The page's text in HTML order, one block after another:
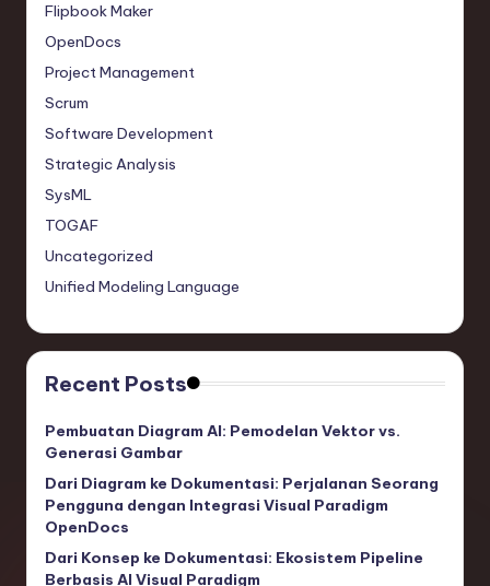
Flipbook Maker
OpenDocs
Project Management
Scrum
Software Development
Strategic Analysis
SysML
TOGAF
Uncategorized
Unified Modeling Language
Recent Posts
Pembuatan Diagram AI: Pemodelan Vektor vs.
Generasi Gambar
Dari Diagram ke Dokumentasi: Perjalanan Seorang
Pengguna dengan Integrasi Visual Paradigm
OpenDocs
Dari Konsep ke Dokumentasi: Ekosistem Pipeline
Berbasis AI Visual Paradigm